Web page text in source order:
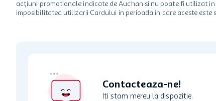
acțiuni promotionale indicate de Auchan si nu poate fi utilizat
imposibilitatea utilizarii Cardului in perioada in care aceste
Contacteaza-ne!
Iti stam mereu la dispozitie.